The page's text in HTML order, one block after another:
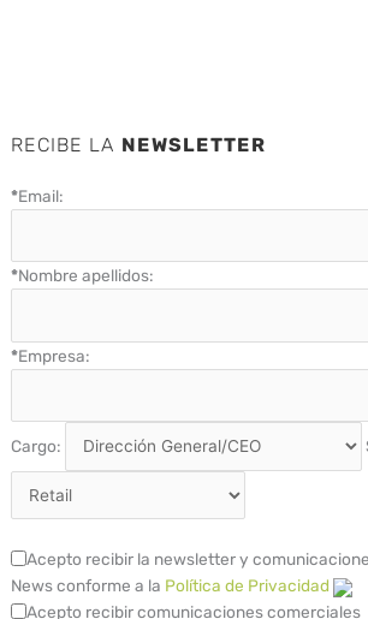
RECIBE LA NEWSLETTER
*Email:
*Nombre apellidos:
*Empresa:
Cargo:
Acepto recibir la newsletter y
News conforme a la Política de Privacidad
Acepto recibir comunicaciones comerciales